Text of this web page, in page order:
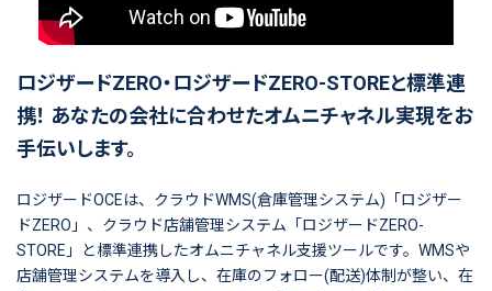
ロジザードZERO・ロジザードZERO-STOREと標準連
携！ あなたの会社に合わせたオムニチャネル実現をお
手伝いします。
ロジザードOCEは、クラウドWMS(倉庫管理システム)「ロジザー
ドZERO」、クラウド店舗管理システム「ロジザードZERO-
STORE」と標準連携したオムニチャネル支援ツールです。WMSや
店舗管理システムを導入し、在庫のフォロー(配送)体制が整い、在